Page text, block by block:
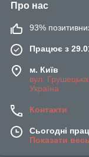
Про нас
93%
Працює з
м. Київ
вул.
Україна
Контакти
Сьогодні
Показати